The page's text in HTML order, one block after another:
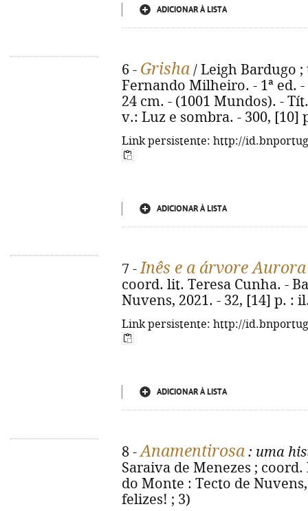
ADICIONAR À LISTA
6 - Grisha / Leigh Bardugo
Fernando Milheiro. - 1ª ed.
24 cm. - (1001 Mundos). -
v.: Luz e sombra. - 300, [10]
Link persistente: http://
ADICIONAR À LISTA
7 -Inês e a árvore Aurora
coord. lit. Teresa Cunha. -
Nuvens, 2021. - 32, [14] p. :
Link persistente: http://
ADICIONAR À LISTA
8 -Anamentirosa : uma
Saraiva de Menezes ;
do Monte : Tecto de
felizes! ; 3)